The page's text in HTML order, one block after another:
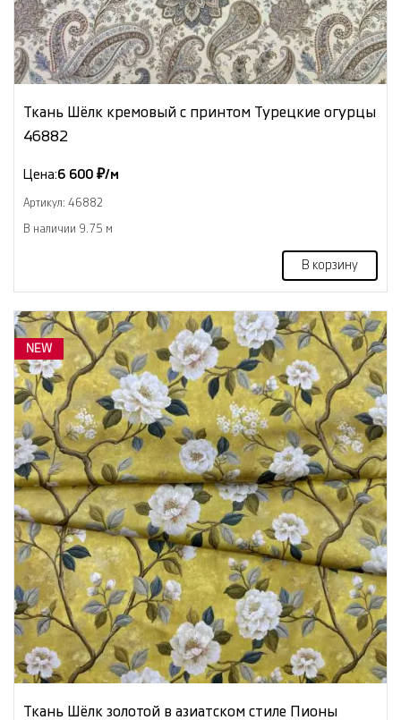
Ткань Шёлк кремовый с принтом Турецкие огурцы
46882
Цена:6 600 ₽/м
Артикул: 46882
В наличии 9.75 м
В корзину
NEW
Ткань Шёлк золотой в азиатском стиле Пионы